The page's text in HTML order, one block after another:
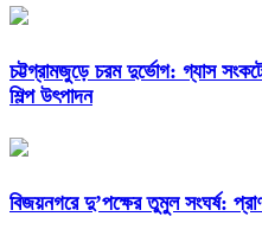
চট্টগ্রামজুড়ে চরম দুর্ভোগ: গ্যাস
শিল্প উৎপাদন
বিজয়নগরে দু’পক্ষের তুমুল সংঘর্ষ: